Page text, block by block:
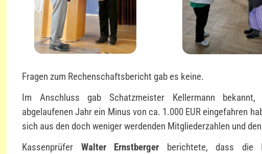
Fragen zum Rechenschaftsbericht gab es keine.
Im Anschluss gab Schatzmeister Kellermann
abgelaufenen Jahr ein Minus von ca. 1.000 EUR eingefahren
sich aus den doch weniger werdenden Mitgliederzahlen und
Kassenprüfer Walter Ernstberger berichtete, dass die